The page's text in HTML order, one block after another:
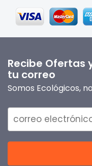
Recibe Ofertas
tu correo
Somos Ecológicos,